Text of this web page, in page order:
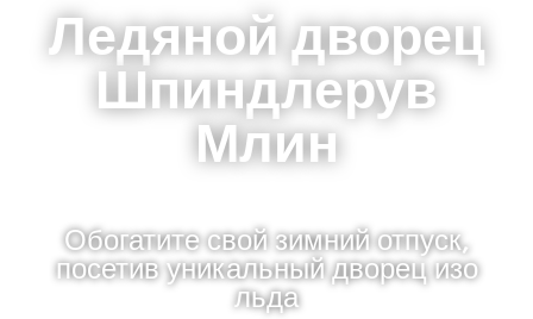
Ледяной дворец
Шпиндлерув
Млин
Обогатите свой зимний отпуск,
посетив уникальный дворец изо
льда